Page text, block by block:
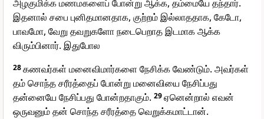
அழகுமிக்க மணமகளைப் போன்று ஆக்க, தம்மையே தந்தார்.
இதனால் சபை புனிதமானதாக, குற்றம் இல்லாததாக, கேடோ,
பாவமோ, வேறு தவறுகளோ நடைபெறாத இடமாக ஆக்க
விரும்பினார். இதுபோல
28கணவர்கள் மனைவிமார்களை நேசிக்க வேண்டும். அவர்கள்
தம் சொந்த சரீரத்தைப் போன்று மனைவியை நேசிப்பது
தன்னையே நேசிப்பது போன்றதாகும். 29ஏனென்றால் எவன்
ஒருவனும் தன் சொந்த சரீரத்தை வெறுக்கமாட்டான்.